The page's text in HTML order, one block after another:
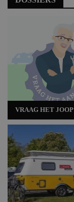
VRAAG HET JOOP